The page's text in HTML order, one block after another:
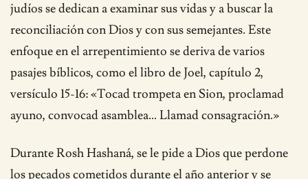
judíos se dedican a examinar sus vidas y a buscar la
reconciliación con Dios y con sus semejantes. Este
enfoque en el arrepentimiento se deriva de varios
pasajes bíblicos, como el libro de Joel, capítulo 2,
versículo 15-16: «Tocad trompeta en Sion, proclamad
ayuno, convocad asamblea… Llamad consagración.»
Durante Rosh Hashaná, se le pide a Dios que perdone
los pecados cometidos durante el año anterior y se